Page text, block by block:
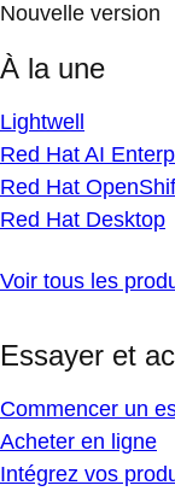
Nouvelle version
À la une
Lightwell
Red Hat AI
Red Hat
Red Hat Desktop
Voir tous les
Essayer et
Commencer un
Acheter en ligne
Intégrez vos